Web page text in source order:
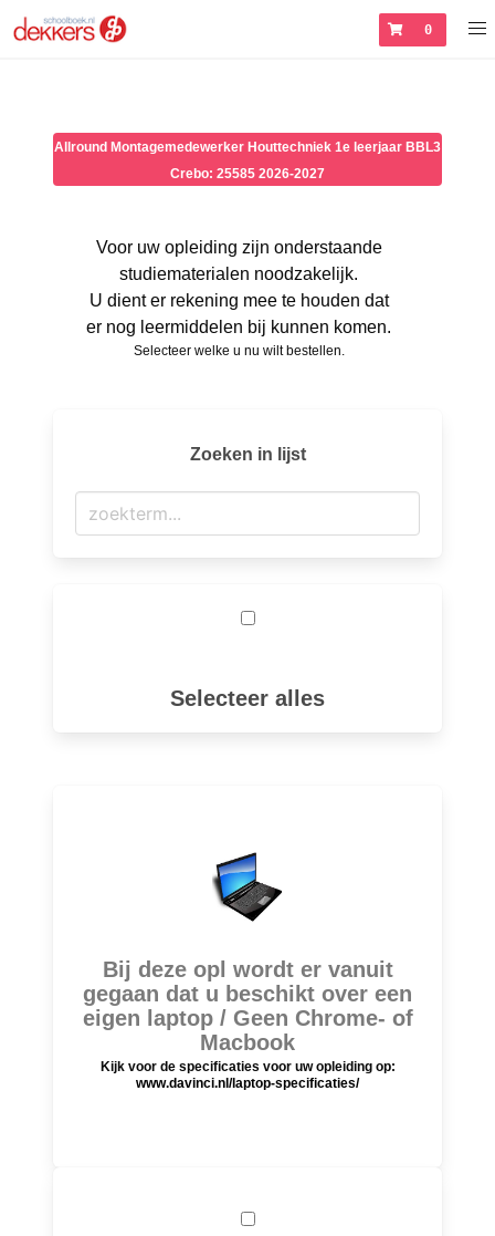
0
Allround Montagemedewerker Houttechniek 1e leerjaar BBL3
Crebo: 25585 2026-2027
Voor uw opleiding zijn onderstaande
studiematerialen noodzakelijk.
U dient er rekening mee te houden dat
er nog leermiddelen bij kunnen komen.
Selecteer welke u nu wilt bestellen.
Zoeken in lijst
Selecteer alles
Bij deze opl wordt er vanuit
gegaan dat u beschikt over een
eigen laptop / Geen Chrome- of
Macbook
Kijk voor de specificaties voor uw opleiding op:
www.davinci.nl/laptop-specificaties/